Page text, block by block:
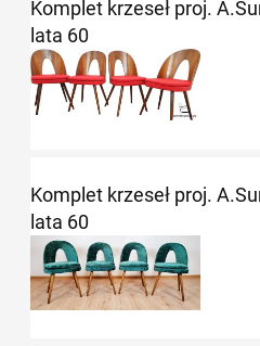
Komplet krzeseł proj.
lata 60
Komplet krzeseł proj.
lata 60